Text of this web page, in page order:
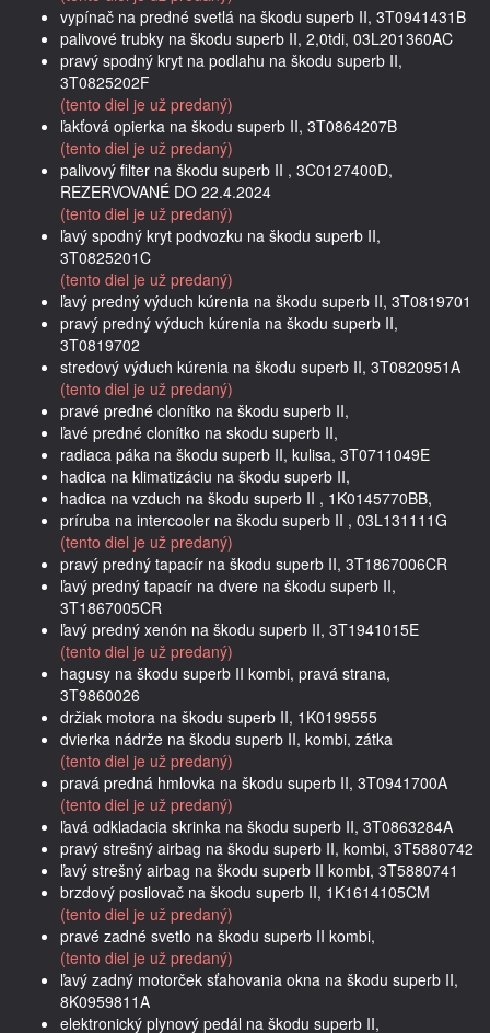
vypínač na predné svetlá na škodu superb II, 3T0941431B
palivové trubky na škodu superb II, 2,0tdi, 03L201360AC
pravý spodný kryt na podlahu na škodu superb II,
3T0825202F
(tento diel je už predaný)
ľakťová opierka na škodu superb II, 3T0864207B
(tento diel je už predaný)
palivový filter na škodu superb II , 3C0127400D,
REZERVOVANÉ DO 22.4.2024
(tento diel je už predaný)
ľavý spodný kryt podvozku na škodu superb II,
3T0825201C
(tento diel je už predaný)
ľavý predný výduch kúrenia na škodu superb II, 3T0819701
pravý predný výduch kúrenia na škodu superb II,
3T0819702
stredový výduch kúrenia na škodu superb II, 3T0820951A
(tento diel je už predaný)
pravé predné clonítko na škodu superb II,
ľavé predné clonítko na skodu superb II,
radiaca páka na škodu superb II, kulisa, 3T0711049E
hadica na klimatizáciu na škodu superb II,
hadica na vzduch na škodu superb II , 1K0145770BB,
príruba na intercooler na škodu superb II , 03L131111G
(tento diel je už predaný)
pravý predný tapacír na škodu superb II, 3T1867006CR
ľavý predný tapacír na dvere na škodu superb II,
3T1867005CR
ľavý predný xenón na škodu superb II, 3T1941015E
(tento diel je už predaný)
hagusy na škodu superb II kombi, pravá strana,
3T9860026
držiak motora na škodu superb II, 1K0199555
dvierka nádrže na škodu superb II, kombi, zátka
(tento diel je už predaný)
pravá predná hmlovka na škodu superb II, 3T0941700A
(tento diel je už predaný)
ľavá odkladacia skrinka na škodu superb II, 3T0863284A
pravý strešný airbag na škodu superb II, kombi, 3T5880742
ľavý strešný airbag na škodu superb II kombi, 3T5880741
brzdový posilovač na škodu superb II, 1K1614105CM
(tento diel je už predaný)
pravé zadné svetlo na škodu superb II kombi,
(tento diel je už predaný)
ľavý zadný motorček sťahovania okna na škodu superb II,
8K0959811A
elektronický plynový pedál na škodu superb II,